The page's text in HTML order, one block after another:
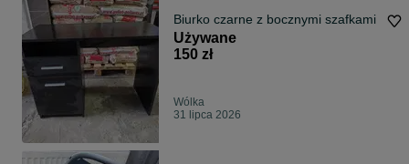
Biurko czarne z bocznymi szafkami
Używane
150 zł
Wólka
31 lipca 2026